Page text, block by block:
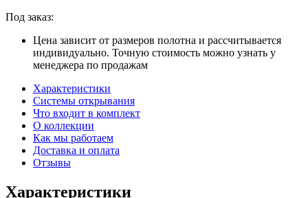
Под заказ:
Цена зависит от размеров полотна и рассчитывается
индивидуально. Точную стоимость можно узнать у
менеджера по продажам
Характеристики
Системы открывания
Что входит в комплект
О коллекции
Как мы работаем
Доставка и оплата
Отзывы
Характеристики